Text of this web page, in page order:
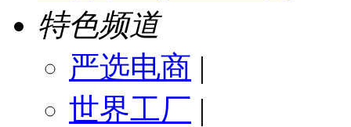
特色频道
严选电商 |
世界工厂 |